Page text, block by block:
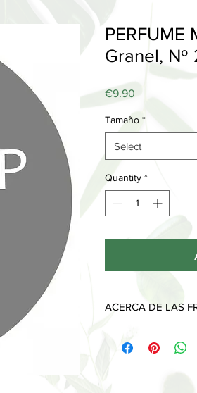
PERFUME
Granel, Nº
€9.90
Tamaño *
Select
Quantity *
ACERCA DE LAS
desprenden a lo